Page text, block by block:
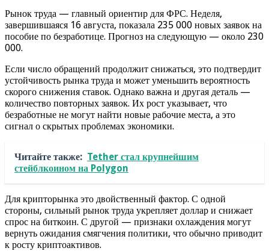
Рынок труда — главный ориентир для ФРС. Неделя,
завершившаяся 16 августа, показала 235 000 новых заявок на
пособие по безработице. Прогноз на следующую — около 230
000.
Если число обращений продолжит снижаться, это подтвердит
устойчивость рынка труда и может уменьшить вероятность
скорого снижения ставок. Однако важна и другая деталь —
количество повторных заявок. Их рост указывает, что
безработные не могут найти новые рабочие места, а это
сигнал о скрытых проблемах экономики.
Читайте также: Tether стал крупнейшим
стейблкоином на Polygon
Для крипторынка это двойственный фактор. С одной
стороны, сильный рынок труда укрепляет доллар и снижает
спрос на биткоин. С другой — признаки охлаждения могут
вернуть ожидания смягчения политики, что обычно приводит
к росту криптоактивов.